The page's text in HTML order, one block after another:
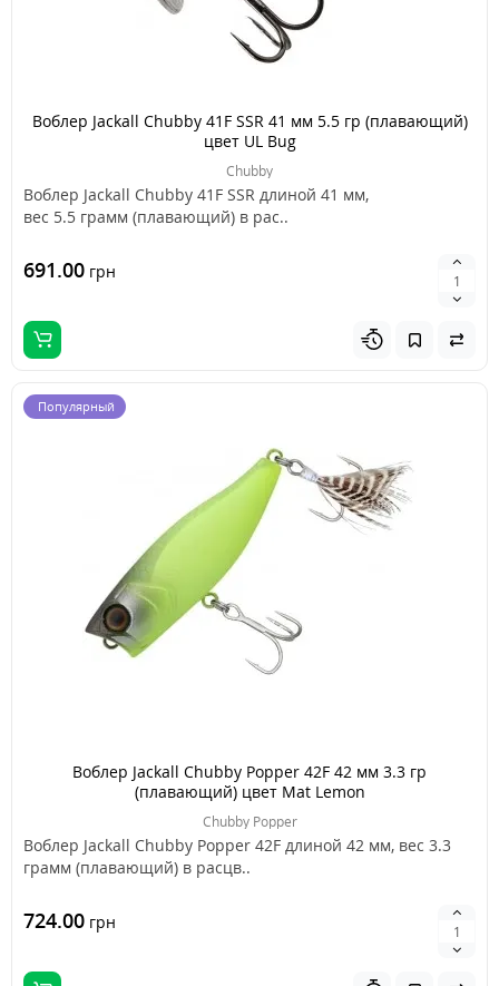
Воблер Jackall Chubby 41F SSR 41 мм 5.5 гр (плавающий)
цвет UL Bug
Chubby
Воблер Jackall Chubby 41F SSR длиной 41 мм,
вес 5.5 грамм (плавающий) в рас..
691.00 грн
Популярный
Воблер Jackall Chubby Popper 42F 42 мм 3.3 гр
(плавающий) цвет Mat Lemon
Chubby Popper
Воблер Jackall Chubby Popper 42F длиной 42 мм, вес 3.3
грамм (плавающий) в расцв..
724.00 грн